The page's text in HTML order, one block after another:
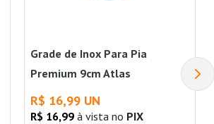
Grade de Inox Para Pia
Premium 9cm Atlas
R$ 16,99 UN
R$ 16,99 à vista no PIX